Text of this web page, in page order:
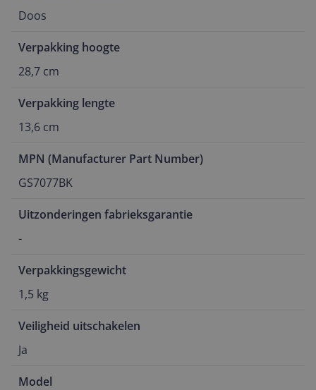
Doos
Verpakking hoogte
28,7 cm
Verpakking lengte
13,6 cm
MPN (Manufacturer Part Number)
GS7077BK
Uitzonderingen fabrieksgarantie
-
Verpakkingsgewicht
1,5 kg
Veiligheid uitschakelen
Ja
Model